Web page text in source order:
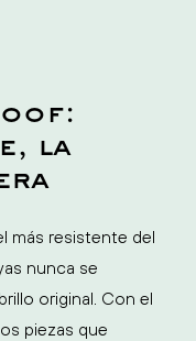
la
más resistente del
nunca se
original. Con el
piezas que